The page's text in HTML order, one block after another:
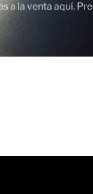
la venta aquí.